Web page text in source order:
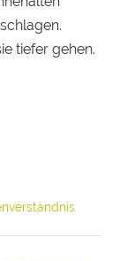
tiefer gehen.